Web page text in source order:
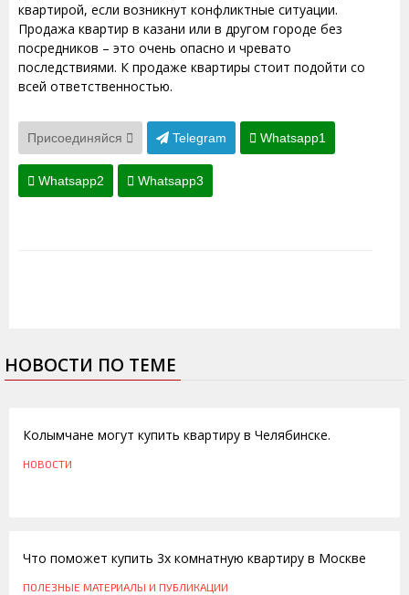
квартирой, если возникнут конфликтные ситуации.
Продажа квартир в казани или в другом городе без
посредников – это очень опасно и чревато
последствиями. К продаже квартиры стоит подойти со
всей ответственностью.
Присоединяйся Telegram Whatsapp1
Whatsapp2 Whatsapp3
НОВОСТИ ПО ТЕМЕ
Колымчане могут купить квартиру в Челябинске.
НОВОСТИ
Что поможет купить 3х комнатную квартиру в Москве
ПОЛЕЗНЫЕ МАТЕРИАЛЫ И ПУБЛИКАЦИИ